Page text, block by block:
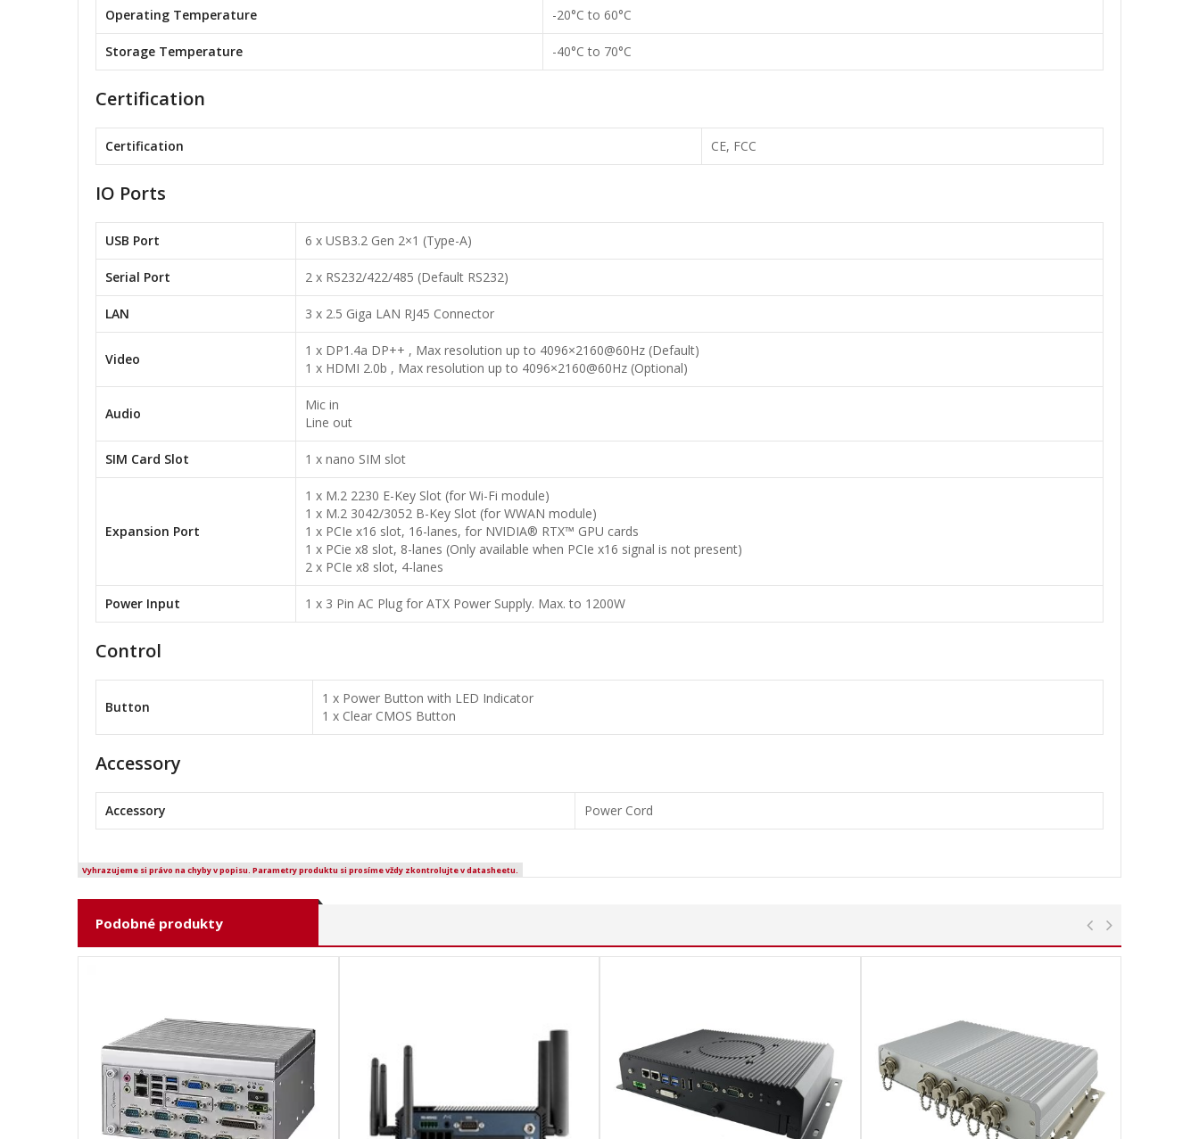
Operating Temperature -20°C to 60°C
Storage Temperature -40°C to 70°C
Certification
Certification CE, FCC
IO Ports
USB Port 6 x USB3.2 Gen 2×1 (Type-A)
Serial Port 2 x RS232/422/485 (Default RS232)
LAN 3 x 2.5 Giga LAN RJ45 Connector
Video
1 x DP1.4a DP++ , Max resolution up to 4096×2160@60Hz (Default)
1 x HDMI 2.0b , Max resolution up to 4096×2160@60Hz (Optional)
Audio
Mic in
Line out
SIM Card Slot 1 x nano SIM slot
Expansion Port
1 x M.2 2230 E-Key Slot (for Wi-Fi module)
1 x M.2 3042/3052 B-Key Slot (for WWAN module)
1 x PCIe x16 slot, 16-lanes, for NVIDIA® RTX™ GPU cards
1 x PCie x8 slot, 8-lanes (Only available when PCIe x16 signal is not present)
2 x PCIe x8 slot, 4-lanes
Power Input 1 x 3 Pin AC Plug for ATX Power Supply. Max. to 1200W
Control
Button
1 x Power Button with LED Indicator
1 x Clear CMOS Button
Accessory
Accessory Power Cord
Vyhrazujeme si právo na chyby v popisu. Parametry produktu si prosíme vždy zkontrolujte v datasheetu.
Podobné produkty